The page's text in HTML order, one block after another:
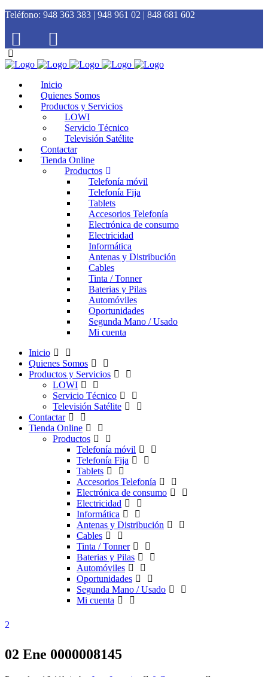
Teléfono: 948 363 383 | 948 961 02 | 848 681 602
Inicio
Quienes Somos
Productos y Servicios
LOWI
Servicio Técnico
Televisión Satélite
Contactar
Tienda Online
Productos
Telefonía móvil
Telefonía Fija
Tablets
Accesorios Telefonía
Electrónica de consumo
Electricidad
Informática
Antenas y Distribución
Cables
Tinta / Tonner
Baterias y Pilas
Automóviles
Oportunidades
Segunda Mano / Usado
Mi cuenta
Inicio
Quienes Somos
Productos y Servicios
LOWI
Servicio Técnico
Televisión Satélite
Contactar
Tienda Online
Productos
Telefonía móvil
Telefonía Fija
Tablets
Accesorios Telefonía
Electrónica de consumo
Electricidad
Informática
Antenas y Distribución
Cables
Tinta / Tonner
Baterias y Pilas
Automóviles
Oportunidades
Segunda Mano / Usado
Mi cuenta
02 Ene 0000008145